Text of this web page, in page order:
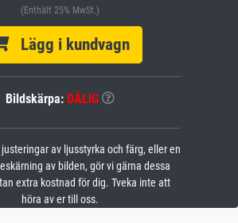
(Enthält 25% MwSt.)
Lägg i kundvagn
Bildskärpa: DÅLIG
av ljusstyrka och färg, eller en
av bilden, gör vi gärna dessa
extra kostnad för dig. Tveka inte att
höra av er till oss.